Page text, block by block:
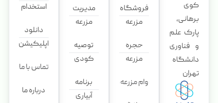
کوی
برهانی،
پارک علم
و فناوری
دانشگاه
تهران
فروشگاه
مزرعه
حجره
مزرعه
وام مزرعه
مدیریت
مزرعه
توصیه
کودی
برنامه
آبیاری
استخدام
دانلود
اپلیکیشن
تماس با ما
درباره ما